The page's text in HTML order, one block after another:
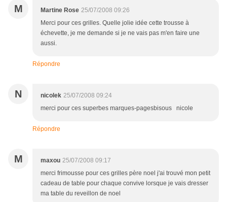
M Martine Rose 25/07/2008 09:26
Merci pour ces grilles. Quelle jolie idée cette trousse à
échevette, je me demande si je ne vais pas m'en faire une
aussi.
Répondre
N nicolek 25/07/2008 09:24
merci pour ces superbes marques-pagesbisous nicole
Répondre
M maxou 25/07/2008 09:17
merci frimousse pour ces grilles père noel j'ai trouvé mon petit
cadeau de table pour chaque convive lorsque je vais dresser
ma table du reveillon de noel